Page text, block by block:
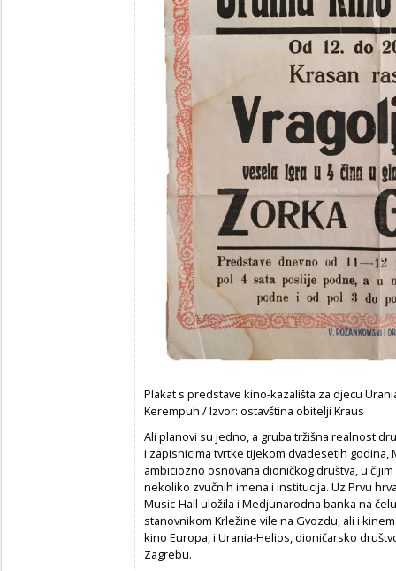
Plakat s predstave kino-kazališta za djecu
Kerempuh / Izvor: ostavština obitelji Kraus
Ali planovi su jedno, a gruba tržišna realnost
i zapisnicima tvrtke tijekom dvadesetih godina,
ambiciozno osnovana dioničkog društva, u
nekoliko zvučnih imena i institucija. Uz Prvu
Music-Hall uložila i Medjunarodna banka na
stanovnikom Krležine vile na Gvozdu, ali i
kino Europa, i Urania-Helios, dioničarsko
Zagrebu.